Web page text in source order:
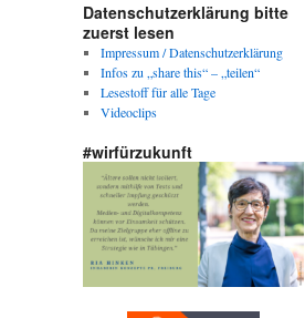
Datenschutzerklärung bitte
zuerst lesen
Impressum / Datenschutzerklärung
Infos zu „share this“ – „teilen“
Lesestoff für alle Tage
Videoclips
#wirfürzukunft